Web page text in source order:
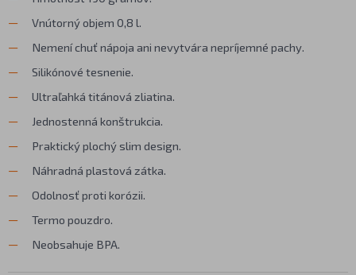
Vnútorný objem 0,8 l.
Nemení chuť nápoja ani nevytvára nepríjemné pachy.
Silikónové tesnenie.
Ultraľahká titánová zliatina.
Jednostenná konštrukcia.
Praktický plochý slim design.
Náhradná plastová zátka.
Odolnosť proti korózii.
Termo pouzdro.
Neobsahuje BPA.